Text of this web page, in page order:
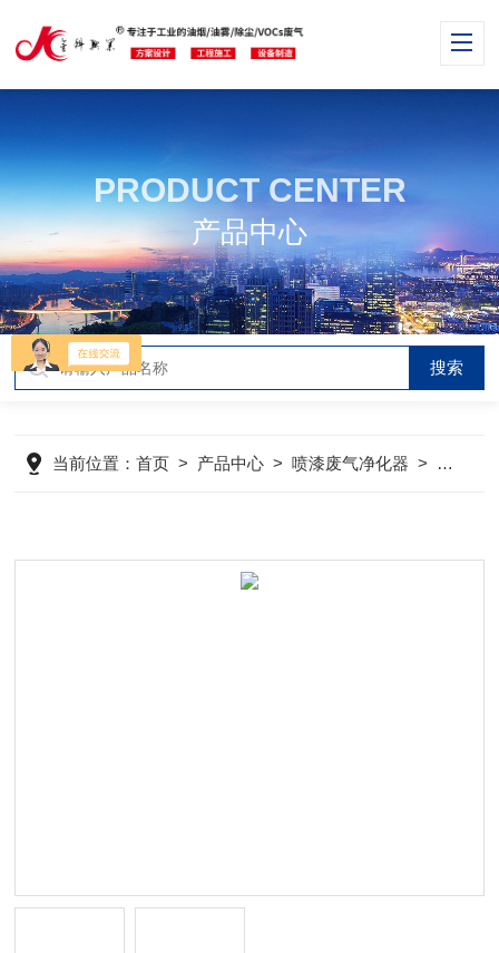
PRODUCT CENTER
产品中心
当前位置：首页 > 产品中心 >喷漆废气净化器 > 喷漆房